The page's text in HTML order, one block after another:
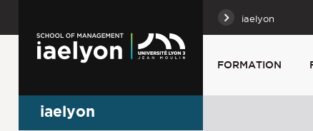
iaelyon
FORMATION
iaelyon